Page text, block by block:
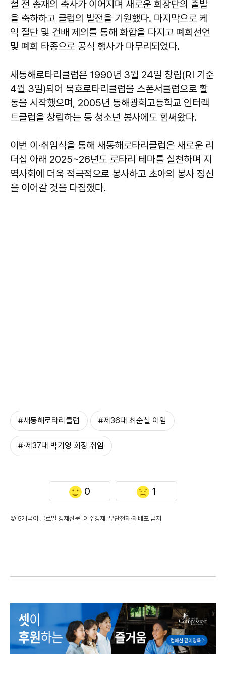
철 전 총재의 축사가 이어지며 새로운 회장단의 출발
을 축하하고 클럽의 발전을 기원했다. 마지막으로 케
익 절단 및 건배 제의를 통해 화합을 다지고 폐회선언
및 폐회 타종으로 공식 행사가 마무리되었다.
새동해로타리클럽은 1990년 3월 24일 창립(RI 기준
4월 3일)되어 묵호로타리클럽을 스폰서클럽으로 활
동을 시작했으며, 2005년 동해광희고등학교 인터랙
트클럽을 창립하는 등 청소년 봉사에도 힘써왔다.
이번 이·취임식을 통해 새동해로타리클럽은 새로운 리
더십 아래 2025~26년도 로타리 테마를 실천하며 지
역사회에 더욱 적극적으로 봉사하고 초아의 봉사 정신
을 이어갈 것을 다짐했다.
#새동해로타리클럽 #제36대 최순철 이임
#·제37대 박기영 회장 취임
0 1
©'5개국어 글로벌 경제신문' 아주경제. 무단전재·재배포 금지